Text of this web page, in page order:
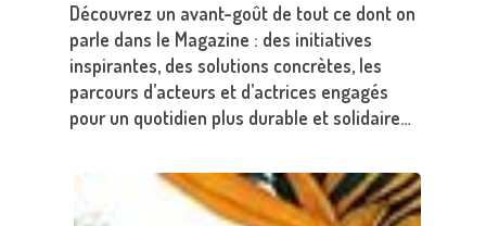
Découvrez un avant-goût de tout ce dont on
parle dans le Magazine : des initiatives
inspirantes, des solutions concrètes, les
parcours d’acteurs et d’actrices engagés
pour un quotidien plus durable et solidaire…